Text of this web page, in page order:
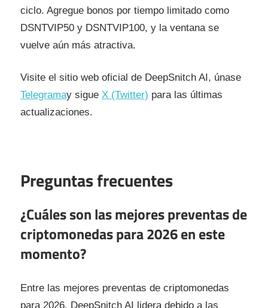
ciclo. Agregue bonos por tiempo limitado como
DSNTVIP50 y DSNTVIP100, y la ventana se
vuelve aún más atractiva.
Visite el sitio web oficial de DeepSnitch AI, únase
Telegramay sigue X (Twitter) para las últimas
actualizaciones.
Preguntas frecuentes
¿Cuáles son las mejores preventas de
criptomonedas para 2026 en este
momento?
Entre las mejores preventas de criptomonedas
para 2026, DeepSnitch AI lidera debido a las